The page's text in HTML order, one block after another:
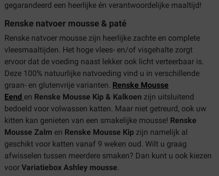
gegarandeerd een heerlijke én verantwoordelijke maaltijd!
Renske natvoer mousse & paté
Renske natvoer mousse zijn heerlijke zachte en complete
vleesmaaltijden. Het hoge vlees- en/of visgehalte zorgt
ervoor dat de voeding naast lekker ook licht verteerbaar is.
Deze 100% natuurlijke natvoeding vind u in verschillende
graan- en glutenvrije varianten. Renske Mousse
Eend en Renske Mousse Kip & Kalkoen zijn uitsluitend
bedoeld voor volwassen katten. Maar niet getreurd, ook uw
kitten kan genieten van een smakelijke mousse! Renske
Mousse Zalm en Renske Mousse Kip zijn namelijk al
geschikt voor katten vanaf 9 weken oud. Wilt u graag
afwisselen tussen meerdere smaken? Dan kunt u ook kiezen
voor Variatiebox Ashley mousse.